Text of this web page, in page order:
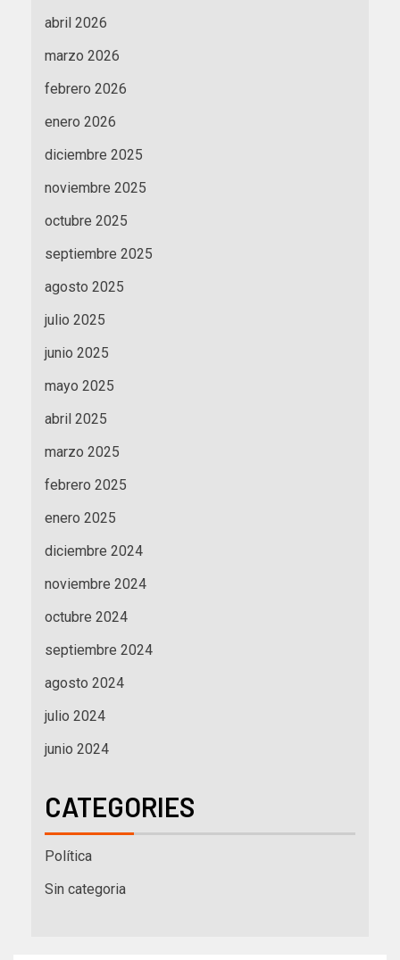
abril 2026
marzo 2026
febrero 2026
enero 2026
diciembre 2025
noviembre 2025
octubre 2025
septiembre 2025
agosto 2025
julio 2025
junio 2025
mayo 2025
abril 2025
marzo 2025
febrero 2025
enero 2025
diciembre 2024
noviembre 2024
octubre 2024
septiembre 2024
agosto 2024
julio 2024
junio 2024
CATEGORIES
Política
Sin categoria